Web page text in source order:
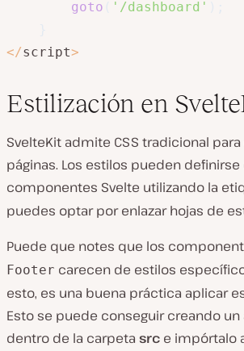
goto
'/dashboard'
</script>
Estilización en
SvelteKit admite CSS tradicional
páginas. Los estilos pueden
componentes Svelte utilizando la
puedes optar por enlazar hojas de
Puede que notes que los
Footer carecen de estilos
esto, es una buena práctica aplicar
Esto se puede conseguir creando un
dentro de la carpeta src e impórtalo